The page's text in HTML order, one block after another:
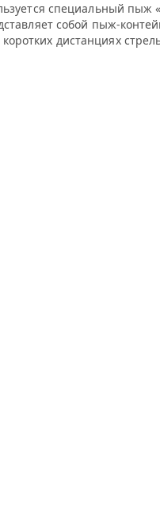
специальный пыж
собой пыж-
дистанциях